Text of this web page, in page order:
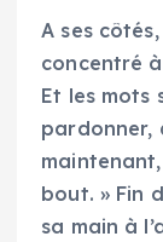
A ses côtés,
concentré
Et les mots
pardonner,
bout. » Fin
sa main à